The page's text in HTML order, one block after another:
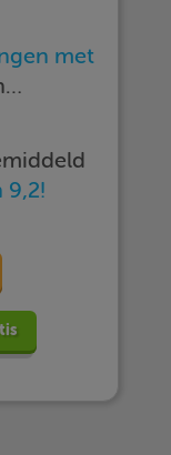
met
9,2!